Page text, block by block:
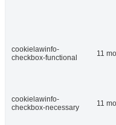
cookielawinfo-
checkbox-functional
11
cookielawinfo-
checkbox-necessary
11